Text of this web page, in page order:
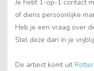
Je hebt 1-op-1 contact
of diens persoonlijke
Heb je een vraag over
Stel deze dan in je
De artiest komt uit